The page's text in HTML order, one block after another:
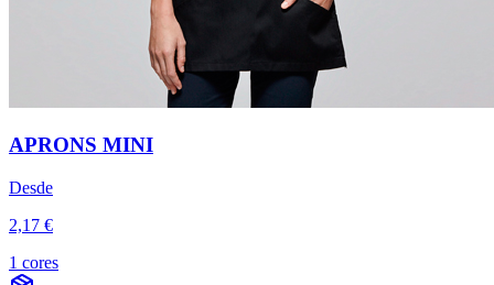
APRONS MINI
Desde
2,17 €
1 cores